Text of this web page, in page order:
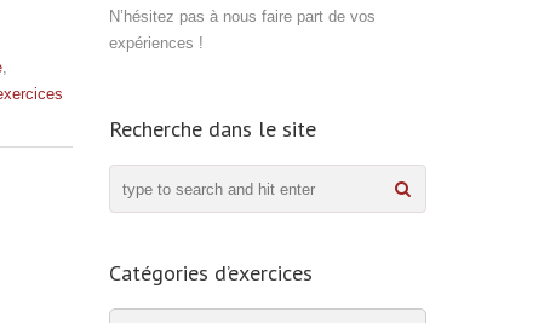
,
N’hésitez pas à nous faire part de vos
expériences !
Recherche dans le site
Catégories d’exercices